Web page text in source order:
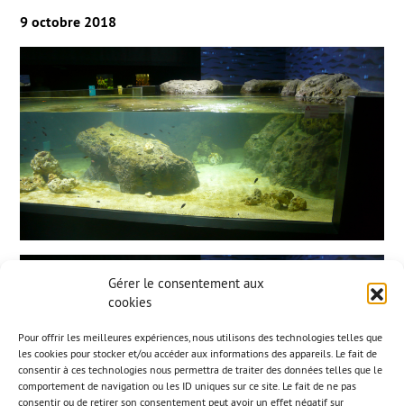
Gérer le consentement aux
cookies
Pour offrir les meilleures expériences, nous utilisons des technologies telles que
les cookies pour stocker et/ou accéder aux informations des appareils. Le fait de
consentir à ces technologies nous permettra de traiter des données telles que le
comportement de navigation ou les ID uniques sur ce site. Le fait de ne pas
consentir ou de retirer son consentement peut avoir un effet négatif sur
9 octobre 2018